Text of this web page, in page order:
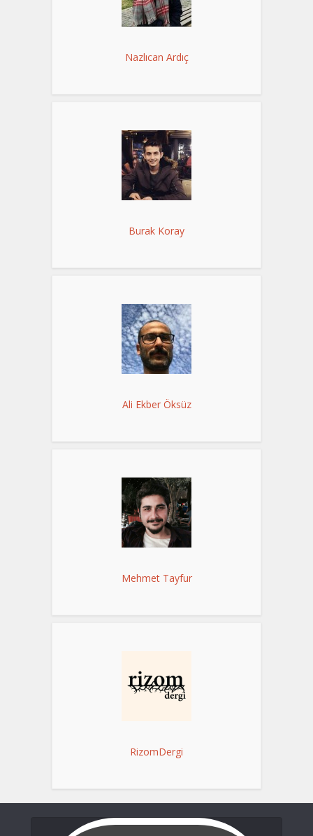
Nazlıcan Ardıç
Burak Koray
Ali Ekber Öksüz
Mehmet Tayfur
RizomDergi